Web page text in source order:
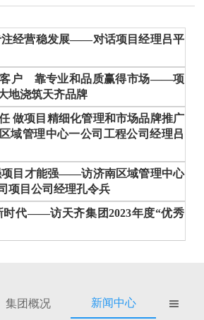
注经营稳发展——对话项目经理吕平
客户 靠专业和品质赢得市场——项
地浇筑天齐品牌
推广
域管理中心一公司工程公司经理吕
项目才能强——访济南区域管理中心
项目公司经理孔令兵
时代——访天齐集团2023年度“优秀
集团概况 新闻中心 